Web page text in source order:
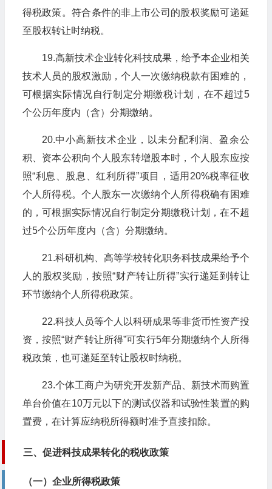
得税政策。符合条件的非上市公司的股权奖励可递延
至股权转让时纳税。
19.高新技术企业转化科技成果，给予本企业相关
技术人员的股权激励，个人一次缴纳税款有困难的，
可根据实际情况自行制定分期缴税计划，在不超过5
个公历年度内（含）分期缴纳。
20.中小高新技术企业，以未分配利润、盈余公
积、资本公积向个人股东转增股本时，个人股东应按
照“利息、股息、红利所得”项目，适用20%税率征收
个人所得税。个人股东一次缴纳个人所得税确有困难
的，可根据实际情况自行制定分期缴税计划，在不超
过5个公历年度内（含）分期缴纳。
21.科研机构、高等学校转化职务科技成果给予个
人的股权奖励，按照“财产转让所得”实行递延到转让
环节缴纳个人所得税政策。
22.科技人员等个人以科研成果等非货币性资产投
资，按照“财产转让所得”可实行5年分期缴纳个人所得
税政策，也可递延至转让股权时纳税。
23.个体工商户为研究开发新产品、新技术而购置
单台价值在10万元以下的测试仪器和试验性装置的购
置费，在计算应纳税所得额时准予直接扣除。
三、促进科技成果转化的税收政策
（一）企业所得税政策